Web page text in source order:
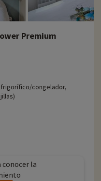
Premium
frigorífico/congelador,
la